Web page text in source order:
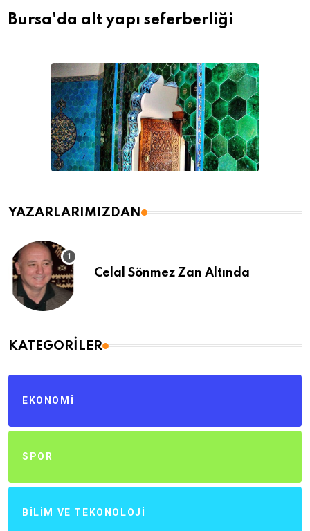
Bursa'da alt yapı seferberliği
YAZARLARIMIZDAN
Celal Sönmez Zan Altında
KATEGORILER
EKONOMI
SPOR
BILIM VE TEKONOLOJI